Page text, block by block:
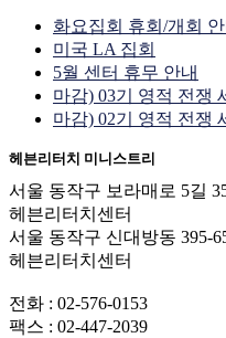
화요집회 휴회/개회 안
미국 LA 집회
5월 센터 휴무 안내
마감) 03기 영적 전쟁
마감) 02기 영적 전쟁
헤븐리터치 미니스트리
서울 동작구 보라매로 5길
헤븐리터치센터
서울 동작구 신대방동 395-
헤븐리터치센터
전화 : 02-576-0153
팩스 : 02-447-2039